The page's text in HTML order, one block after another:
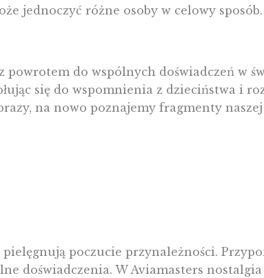
jednoczyć różne osoby w celowy sposób.
powrotem do wspólnych doświadczeń w
się do wspomnienia z dzieciństwa i
na nowo poznajemy fragmenty naszej
poczucie przynależności.
doświadczenia. W Aviamasters